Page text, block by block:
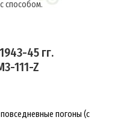
способом.
45 гг.
111-Z
погоны (с